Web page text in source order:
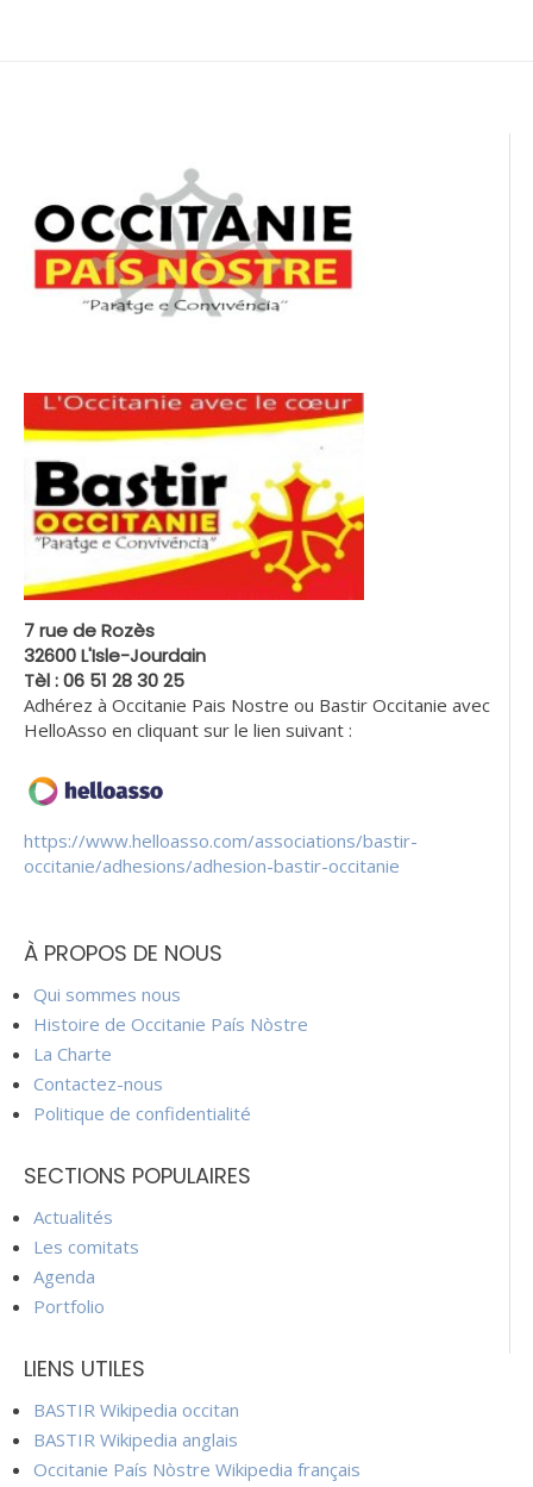
7 rue de Rozès
32600 L'Isle-Jourdain
Tèl : 06 51 28 30 25
Adhérez à Occitanie Pais Nostre ou Bastir Occitanie avec
HelloAsso en cliquant sur le lien suivant :
https://www.helloasso.com/associations/bastir-
occitanie/adhesions/adhesion-bastir-occitanie
À PROPOS DE NOUS
Qui sommes nous
Histoire de Occitanie País Nòstre
La Charte
Contactez-nous
Politique de confidentialité
SECTIONS POPULAIRES
Actualités
Les comitats
Agenda
Portfolio
LIENS UTILES
BASTIR Wikipedia occitan
BASTIR Wikipedia anglais
Occitanie País Nòstre Wikipedia français